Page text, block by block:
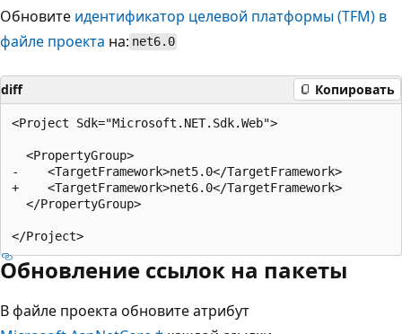
Обновите идентификатор целевой платформы (TFM) в
файле проекта на: net6.0
diff Копировать
<Project Sdk="Microsoft.NET.Sdk.Web">
  <PropertyGroup>
-    <TargetFramework>net5.0</TargetFramework>
+    <TargetFramework>net6.0</TargetFramework>
  </PropertyGroup>
Обновление ссылок на пакеты
В файле проекта обновите атрибут